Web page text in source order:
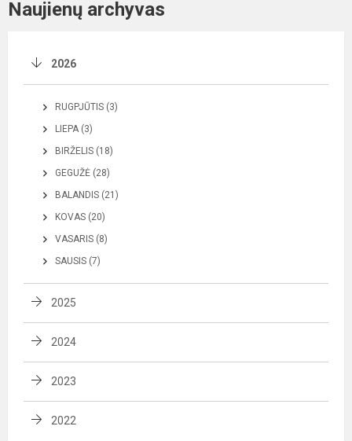
Naujienų archyvas
2026
RUGPJŪTIS (3)
LIEPA (3)
BIRŽELIS (18)
GEGUŽĖ (28)
BALANDIS (21)
KOVAS (20)
VASARIS (8)
SAUSIS (7)
2025
2024
2023
2022